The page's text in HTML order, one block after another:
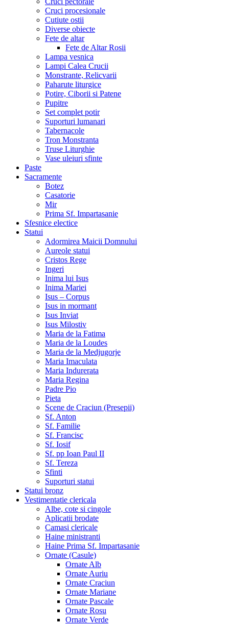
Cruci procesionale
Cutiute ostii
Diverse obiecte
Fete de altar
Fete de Altar Rosii
Lampa vesnica
Lampi Calea Crucii
Monstrante, Relicvarii
Paharute liturgice
Potire, Ciborii si Patene
Pupitre
Set complet potir
Suporturi lumanari
Tabernacole
Tron Monstranta
Truse Liturghie
Vase uleiuri sfinte
Paste
Sacramente
Botez
Casatorie
Mir
Prima Sf. Impartasanie
Sfesnice electice
Statui
Adormirea Maicii Domnului
Aureole statui
Cristos Rege
Ingeri
Inima lui Isus
Inima Mariei
Isus – Corpus
Isus in mormant
Isus Inviat
Isus Milostiv
Maria de la Fatima
Maria de la Loudes
Maria de la Medjugorje
Maria Imaculata
Maria Indurerata
Maria Regina
Padre Pio
Pieta
Scene de Craciun (Presepii)
Sf. Anton
Sf. Familie
Sf. Francisc
Sf. Iosif
Sf. pp Ioan Paul II
Sf. Tereza
Sfinti
Suporturi statui
Statui bronz
Vestimentatie clericala
Albe, cote si cingole
Aplicatii brodate
Camasi clericale
Haine ministranti
Haine Prima Sf. Impartasanie
Ornate (Casule)
Ornate Alb
Ornate Auriu
Ornate Craciun
Ornate Mariane
Ornate Pascale
Ornate Rosu
Ornate Verde